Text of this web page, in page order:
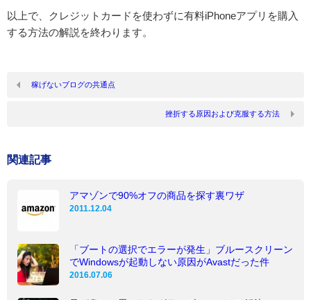
以上で、クレジットカードを使わずに有料iPhoneアプリを購入
する方法の解説を終わります。
稼げないブログの共通点
挫折する原因および克服する方法
関連記事
アマゾンで90%オフの商品を探す裏ワザ
2011.12.04
「ブートの選択でエラーが発生」ブルースクリーン
でWindowsが起動しない原因がAvastだった件
2016.07.06